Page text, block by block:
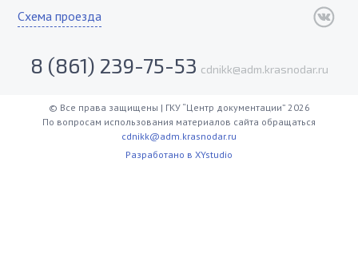
Схема проезда
8 (861) 239-75-53 cdnikk@adm.krasnodar.ru
Разработано в XYstudio
© Все права защищены | ГКУ “Центр документации” 2026
По вопросам использования материалов сайта обращаться
cdnikk@adm.krasnodar.ru